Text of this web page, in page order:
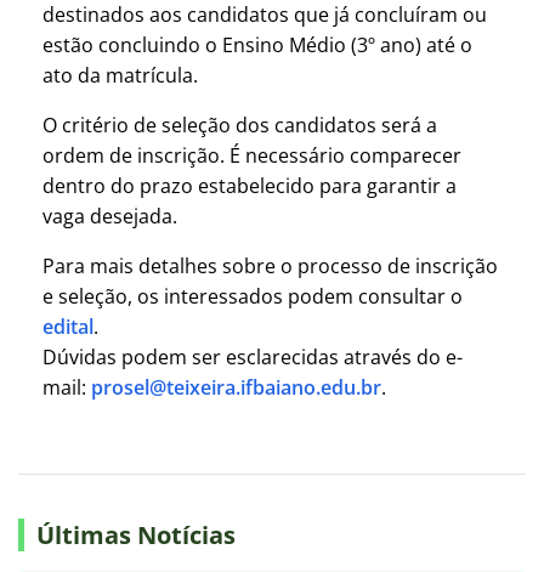
destinados aos candidatos que já concluíram ou
estão concluindo o Ensino Médio (3º ano) até o
ato da matrícula.
O critério de seleção dos candidatos será a
ordem de inscrição. É necessário comparecer
dentro do prazo estabelecido para garantir a
vaga desejada.
Para mais detalhes sobre o processo de inscrição
e seleção, os interessados podem consultar o
edital.
Dúvidas podem ser esclarecidas através do e-
mail: prosel@teixeira.ifbaiano.edu.br.
Últimas Notícias